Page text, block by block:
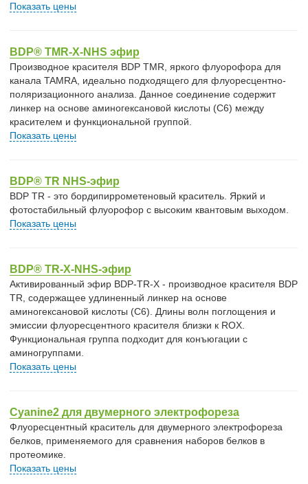
Показать цены
BDP® TMR-X-NHS эфир
Производное красителя BDP TMR, яркого флуорофора для
канала TAMRA, идеально подходящего для флуоресцентно-
поляризационного анализа. Данное соединение содержит
линкер на основе аминогексановой кислоты (C6) между
красителем и функциональной группой.
Показать цены
BDP® TR NHS-эфир
BDP TR - это бордипиррометеновый краситель. Яркий и
фотостабильный флуорофор с высоким квантовым выходом.
Показать цены
BDP® TR-X-NHS-эфир
Активированный эфир BDP-TR-X - производное красителя BDP
TR, содержащее удлиненный линкер на основе
аминогексановой кислоты (C6). Длины волн поглощения и
эмиссии флуоресцентного красителя близки к ROX.
Функциональная группа подходит для конъюгации с
аминогруппами.
Показать цены
Cyanine2 для двумерного электрофореза
Флуоресцентный краситель для двумерного электрофореза
белков, применяемого для сравнения наборов белков в
протеомике.
Показать цены